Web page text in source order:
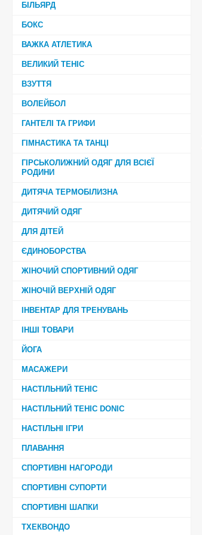
БІЛЬЯРД
БОКС
ВАЖКА АТЛЕТИКА
ВЕЛИКИЙ ТЕНІС
ВЗУТТЯ
ВОЛЕЙБОЛ
ГАНТЕЛІ ТА ГРИФИ
ГІМНАСТИКА ТА ТАНЦІ
ГІРСЬКОЛИЖНИЙ ОДЯГ ДЛЯ ВСІЄЇ
РОДИНИ
ДИТЯЧА ТЕРМОБІЛИЗНА
ДИТЯЧИЙ ОДЯГ
ДЛЯ ДІТЕЙ
ЄДИНОБОРСТВА
ЖІНОЧИЙ СПОРТИВНИЙ ОДЯГ
ЖІНОЧІЙ ВЕРХНІЙ ОДЯГ
ІНВЕНТАР ДЛЯ ТРЕНУВАНЬ
ІНШІ ТОВАРИ
ЙОГА
МАСАЖЕРИ
НАСТІЛЬНИЙ ТЕНІС
НАСТІЛЬНИЙ ТЕНІС DONIC
НАСТІЛЬНІ ІГРИ
ПЛАВАННЯ
СПОРТИВНІ НАГОРОДИ
СПОРТИВНІ СУПОРТИ
СПОРТИВНІ ШАПКИ
ТХЕКВОНДО